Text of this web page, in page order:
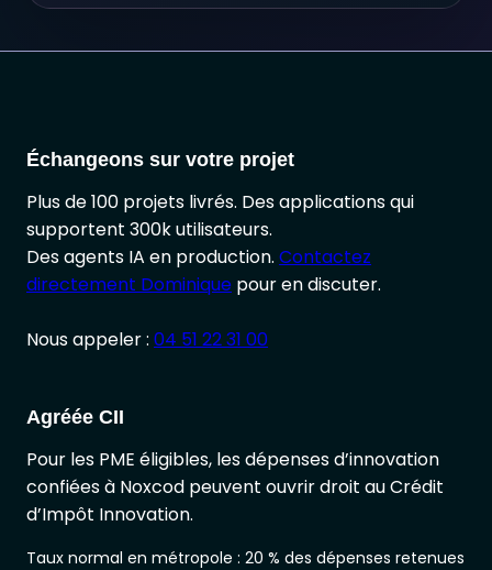
Échangeons sur votre projet
Plus de 100 projets livrés. Des applications qui
supportent 300k utilisateurs.
Des agents IA en production. Contactez
directement Dominique pour en discuter.
Nous appeler : 04 51 22 31 00
Agréée CII
Pour les PME éligibles, les dépenses d’innovation
confiées à Noxcod peuvent ouvrir droit au Crédit
d’Impôt Innovation.
Taux normal en métropole : 20 % des dépenses retenues